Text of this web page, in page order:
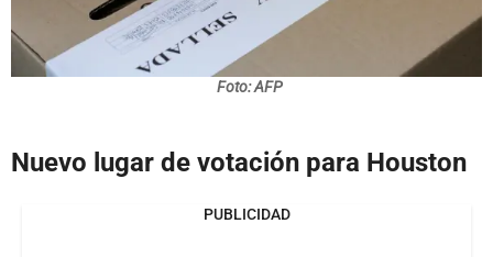
Foto: AFP
Nuevo lugar de votación para Houston
PUBLICIDAD